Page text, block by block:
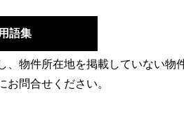
語集
、物件所在地を掲載していない物
お問合せください。